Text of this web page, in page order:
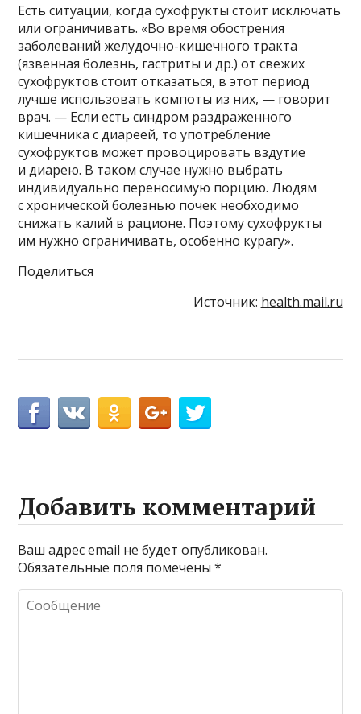
Есть ситуации, когда сухофрукты стоит исключать
или ограничивать. «Во время обострения
заболеваний желудочно-кишечного тракта
(язвенная болезнь, гастриты и др.) от свежих
сухофруктов стоит отказаться, в этот период
лучше использовать компоты из них, — говорит
врач. — Если есть синдром раздраженного
кишечника с диареей, то употребление
сухофруктов может провоцировать вздутие
и диарею. В таком случае нужно выбрать
индивидуально переносимую порцию. Людям
с хронической болезнью почек необходимо
снижать калий в рационе. Поэтому сухофрукты
им нужно ограничивать, особенно курагу».
Поделиться
Источник: health.mail.ru
Добавить комментарий
Ваш адрес email не будет опубликован.
Обязательные поля помечены*